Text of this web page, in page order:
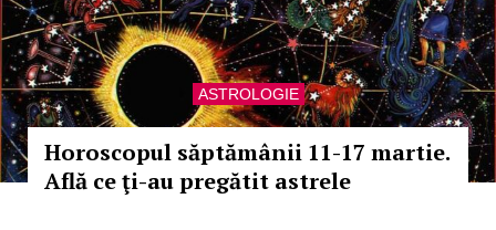
ASTROLOGIE
Horoscopul săptămânii 11-17 martie.
Află ce ţi-au pregătit astrele